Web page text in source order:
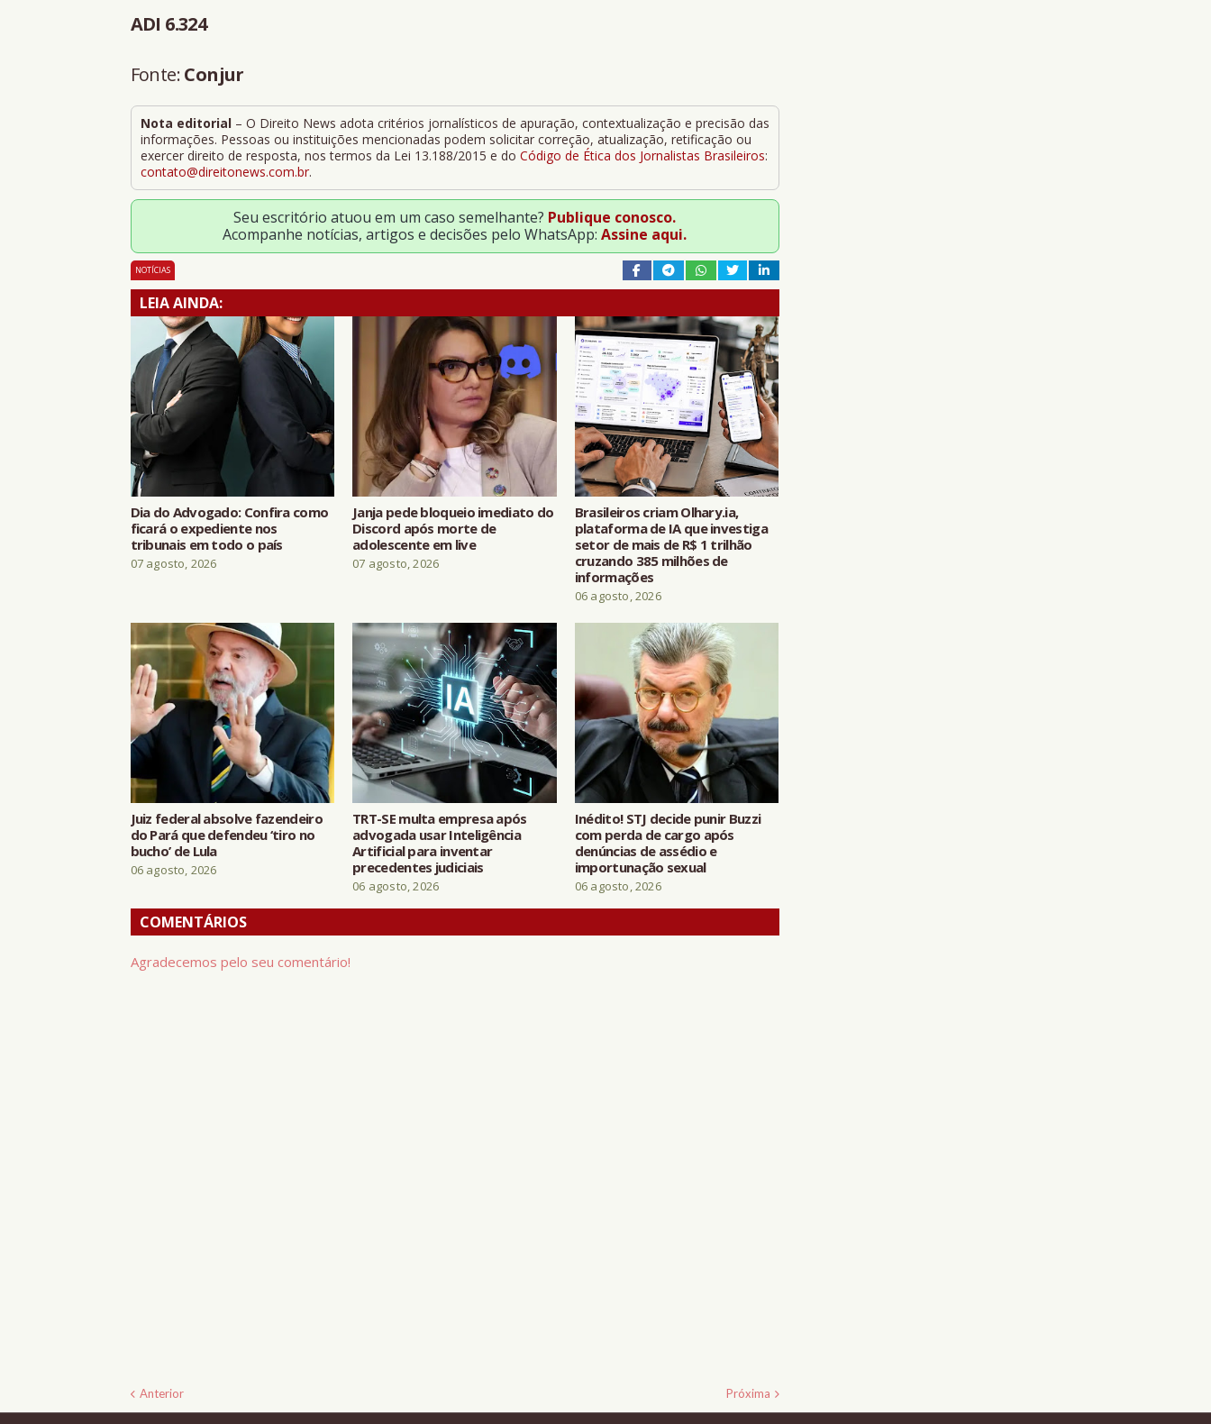
ADI 6.324
Fonte:Conjur
Nota editorial– O Direito News adota critérios jornalísticos de apuração, contextualização e precisão das
informações. Pessoas ou instituições mencionadas podem solicitar correção, atualização, retificação ou
exercer direito de resposta, nos termos da Lei 13.188/2015 e do Código de Ética dos Jornalistas Brasileiros:
contato@direitonews.com.br.
Seu escritório atuou em um caso semelhante? Publique conosco.
Acompanhe notícias, artigos e decisões pelo WhatsApp: Assine aqui.
NOTÍCIAS
LEIA AINDA:
Dia do Advogado: Confira como
ficará o expediente nos
tribunais em todo o país
07 agosto, 2026
Janja pede bloqueio imediato do
Discord após morte de
adolescente em live
07 agosto, 2026
Brasileiros criam Olhary.ia,
plataforma de IA que investiga
setor de mais de R$ 1 trilhão
cruzando 385 milhões de
informações
06 agosto, 2026
Juiz federal absolve fazendeiro
do Pará que defendeu ‘tiro no
bucho’ de Lula
06 agosto, 2026
TRT-SE multa empresa após
advogada usar Inteligência
Artificial para inventar
precedentes judiciais
06 agosto, 2026
Inédito! STJ decide punir Buzzi
com perda de cargo após
denúncias de assédio e
importunação sexual
06 agosto, 2026
COMENTÁRIOS
Agradecemos pelo seu comentário!
Anterior Próxima